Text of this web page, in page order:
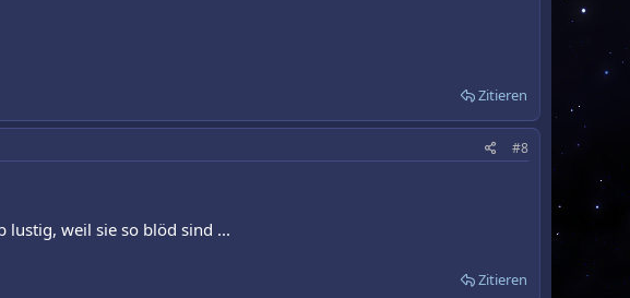
Zitieren
#8
lustig, weil sie so blöd sind ...
Zitieren